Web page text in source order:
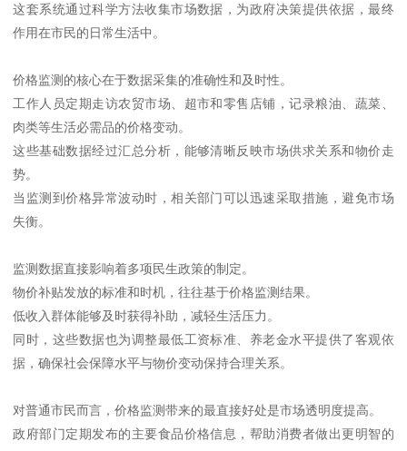
这套系统通过科学方法收集市场数据，为政府决策提供依据，最终
作用在市民的日常生活中。
价格监测的核心在于数据采集的准确性和及时性。
工作人员定期走访农贸市场、超市和零售店铺，记录粮油、蔬菜、
肉类等生活必需品的价格变动。
这些基础数据经过汇总分析，能够清晰反映市场供求关系和物价走
势。
当监测到价格异常波动时，相关部门可以迅速采取措施，避免市场
失衡。
监测数据直接影响着多项民生政策的制定。
物价补贴发放的标准和时机，往往基于价格监测结果。
低收入群体能够及时获得补助，减轻生活压力。
同时，这些数据也为调整最低工资标准、养老金水平提供了客观依
据，确保社会保障水平与物价变动保持合理关系。
对普通市民而言，价格监测带来的最直接好处是市场透明度提高。
政府部门定期发布的主要食品价格信息，帮助消费者做出更明智的